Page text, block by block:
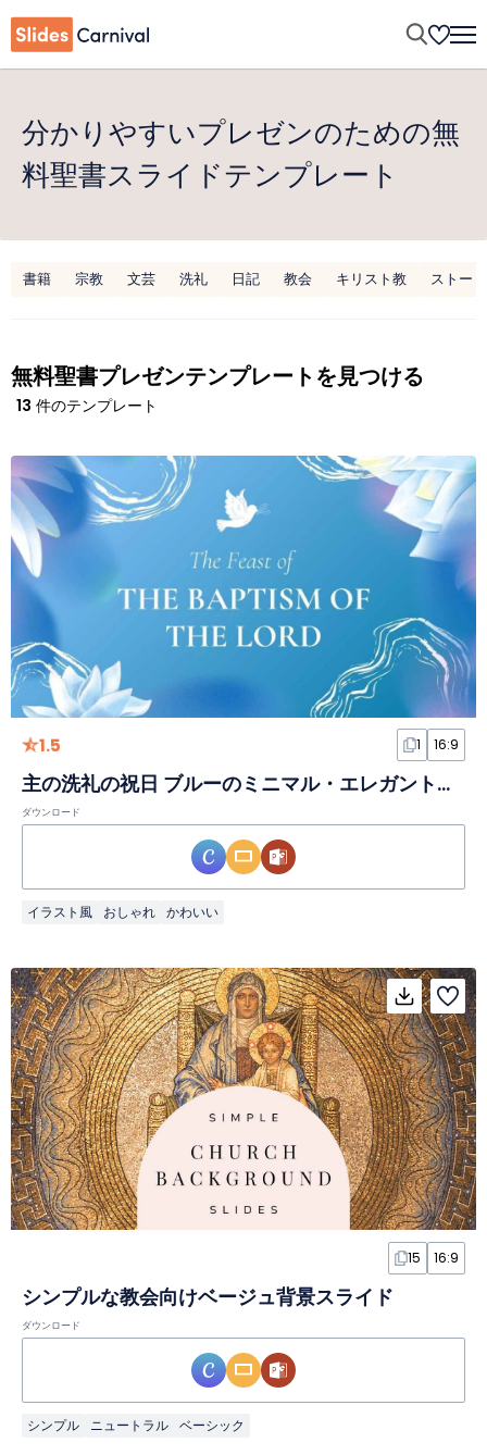
分かりやすいプレゼンのための無
料聖書スライドテンプレート
書籍 宗教 文芸 洗礼 日記 教会 キリスト教 ストー
無料聖書プレゼンテンプレートを見つける
13 件のテンプレート
1.5 1 16:9
主の洗礼の祝日 ブルーのミニマル・エレガントスライド
ダウンロード
イラスト風 おしゃれ かわいい
15 16:9
シンプルな教会向けベージュ背景スライド
ダウンロード
シンプル ニュートラル ベーシック